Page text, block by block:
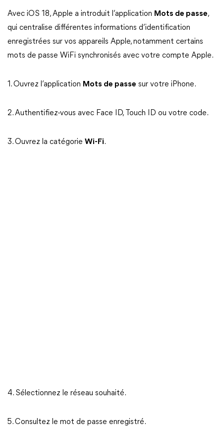
Avec iOS 18, Apple a introduit l’application Mots de passe,
qui centralise différentes informations d’identification
enregistrées sur vos appareils Apple, notamment certains
mots de passe WiFi synchronisés avec votre compte Apple.
1. Ouvrez l’application Mots de passe sur votre iPhone.
2. Authentifiez-vous avec Face ID, Touch ID ou votre code.
3. Ouvrez la catégorie Wi-Fi.
4. Sélectionnez le réseau souhaité.
5. Consultez le mot de passe enregistré.